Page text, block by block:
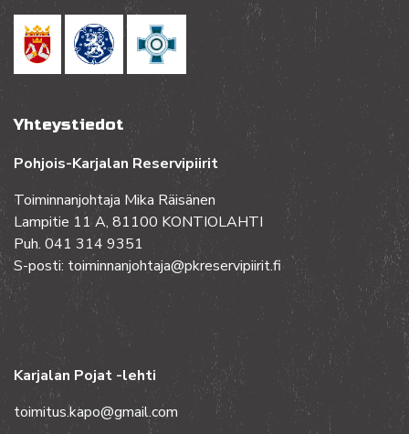
Yhteystiedot
Pohjois-Karjalan Reservipiirit
Toiminnanjohtaja Mika Räisänen
Lampitie 11 A, 81100 KONTIOLAHTI
Puh. 041 314 9351
S-posti: toiminnanjohtaja@pkreservipiirit.fi
Karjalan Pojat -lehti
toimitus.kapo@gmail.com